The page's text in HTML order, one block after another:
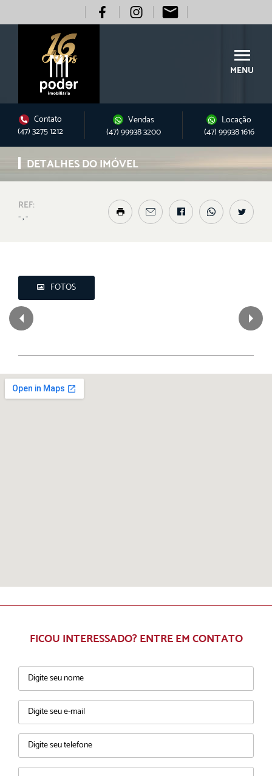
MENU
Contato
(47) 3275 1212
Vendas
(47) 99938 3200
Locação
(47) 99938 1616
DETALHES DO IMÓVEL
REF:
- , -
FOTOS
FICOU INTERESSADO? ENTRE EM CONTATO